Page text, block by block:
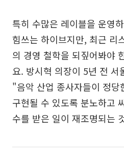
특히 수많은 레이블을 운영
힘쓰는 하이브지만, 최근 리
의 경영 철학을 되짚어봐야
요. 방시혁 의장이 5년 전 서
"음악 산업 종사자들이 정당
구현될 수 있도록 분노하고
수를 받은 일이 재조명되는